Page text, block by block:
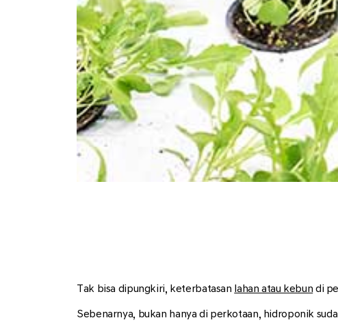
Tak bisa dipungkiri, keterbatasan lahan atau kebun di
Sebenarnya, bukan hanya di perkotaan, hidroponik